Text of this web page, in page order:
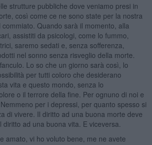
strutture pubbliche dove veniamo presi in
così come ce ne sono state per la nostra
Quando sarà il momento, alla
assistiti da psicologi, come lo fummo,
saremo sedati e, senza sofferenza,
nel sonno senza risveglio della morte.
Lo so che un giorno sarà così, lo
per tutti coloro che desiderano
vita e questo mondo, senza lo
o il terrore della fine. Per ognuno di noi e
per i depressi, per quanto spesso si
di vivere. Il diritto ad una buona morte deve
ad una buona vita. E viceversa.
amato, vi ho voluto bene, me ne avete